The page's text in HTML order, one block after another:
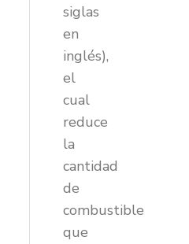
siglas
en
inglés),
el
cual
reduce
la
cantidad
de
combustible
que